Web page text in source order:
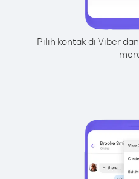
Pilih kontak di Viber